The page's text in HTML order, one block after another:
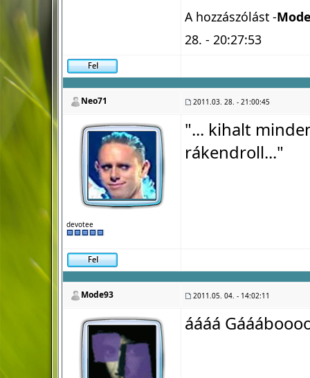
A hozzászólást -
28. - 20:27:53
Neo71 2011.03. 28. - 21:00:45
devotee
"... kihalt
rákendroll..."
Mode93 2011.05. 04. - 14:02:11
áááá